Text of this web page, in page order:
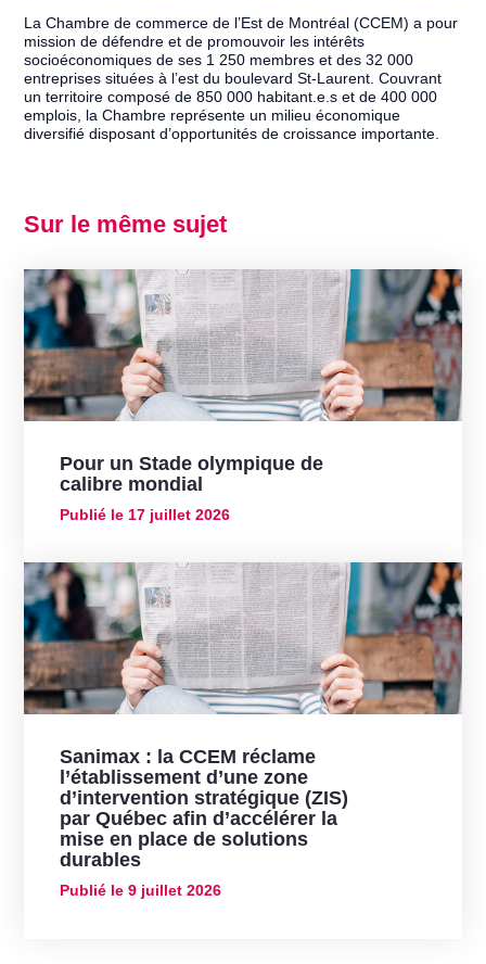
La Chambre de commerce de l’Est de Montréal (CCEM) a pour
mission de défendre et de promouvoir les intérêts
socioéconomiques de ses 1 250 membres et des 32 000
entreprises situées à l’est du boulevard St-Laurent. Couvrant
un territoire composé de 850 000 habitant.e.s et de 400 000
emplois, la Chambre représente un milieu économique
diversifié disposant d’opportunités de croissance importante.
Sur le même sujet
Pour un Stade olympique de
calibre mondial
Publié le17 juillet 2026
Sanimax : la CCEM réclame
l’établissement d’une zone
d’intervention stratégique (ZIS)
par Québec afin d’accélérer la
mise en place de solutions
durables
Publié le9 juillet 2026